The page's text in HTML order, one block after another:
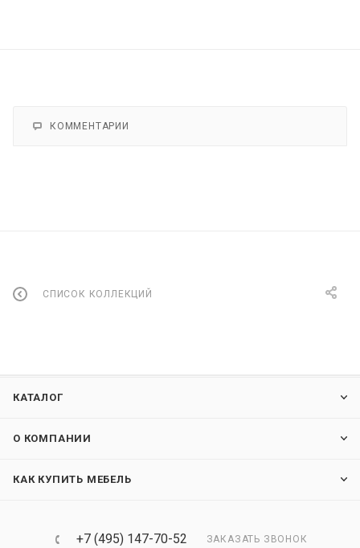
КОММЕНТАРИИ
СПИСОК КОЛЛЕКЦИЙ
КАТАЛОГ
О КОМПАНИИ
КАК КУПИТЬ МЕБЕЛЬ
+7 (495) 147-70-52 ЗАКАЗАТЬ ЗВОНОК